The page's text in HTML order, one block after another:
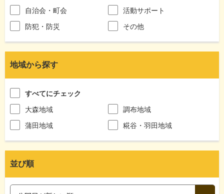
自治会・町会
活動サポート
防犯・防災
その他
地域から探す
すべてにチェック
大森地域
調布地域
蒲田地域
糀谷・羽田地域
並び順